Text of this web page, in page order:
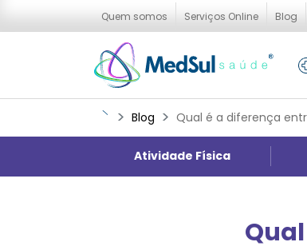
Quem somos Serviços Online Blog
Blog Qual é a diferença
Atividade Física